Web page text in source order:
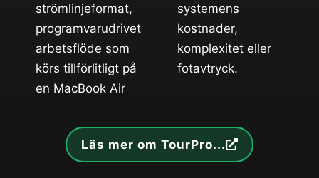
strömlinjeformat,
programvarudrivet
arbetsflöde som
körs tillförlitligt på
en MacBook Air
systemens
kostnader,
komplexitet eller
fotavtryck.
Läs mer om TourPro...